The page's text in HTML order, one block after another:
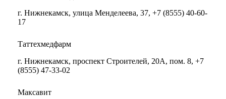
г. Нижнекамск, улица Менделеева, 37, +7 (8555) 40-60-
17
Таттехмедфарм
г. Нижнекамск, проспект Строителей, 20А, пом. 8, +7
(8555) 47-33-02
Максавит